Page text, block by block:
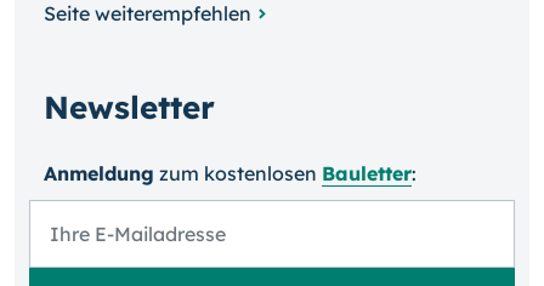
Seite weiterempfehlen
Newsletter
Anmeldung zum kosten­losen Bauletter: